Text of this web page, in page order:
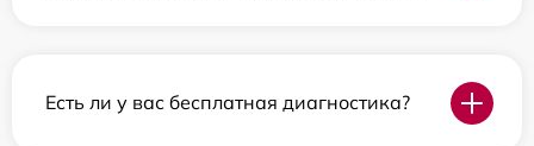
Есть ли у вас бесплатная диагностика?